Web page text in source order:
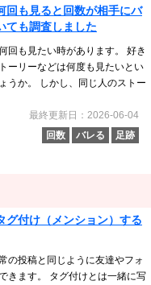
回も見ると回数が相手にバ
ても調査しました
回も見たい時があります。 好き
ーリーなどは何度も見たいとい
うか。 しかし、同じ人のストー
最終更新日：2026-06-04
回数
バレる 足跡
グ付け（メンション）する
の投稿と同じように友達やフォ
きます。 タグ付けとは一緒に写